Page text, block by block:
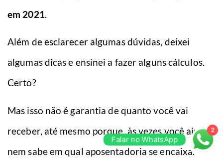
em 2021.
Além de esclarecer algumas dúvidas, deixei
algumas dicas e ensinei a fazer alguns cálculos.
Certo?
Mas isso não é garantia de quanto você vai
receber, até mesmo porque, às vezes você ainda
nem sabe em qual aposentadoria se encaixa.
2
Falar no WhatsApp